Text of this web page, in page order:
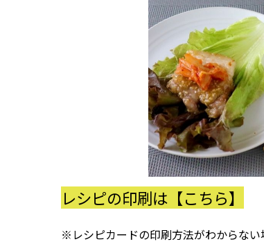
レシピの印刷は【こちら】
※レシピカードの印刷方法がわからな